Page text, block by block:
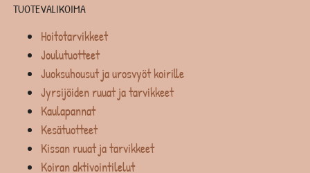
TUOTEVALIKOIMA
Hoitotarvikkeet
Joulutuotteet
Juoksuhousut ja urosvyöt koirille
Jyrsijöiden ruuat ja tarvikkeet
Kaulapannat
Kesätuotteet
Kissan ruuat ja tarvikkeet
Koiran aktivointilelut